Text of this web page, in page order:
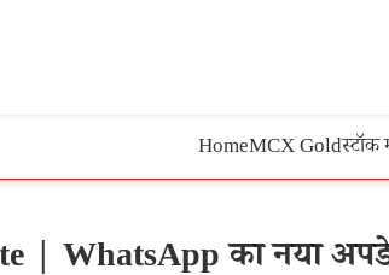
HomeMCX Goldस्टॉक
| WhatsApp का नया